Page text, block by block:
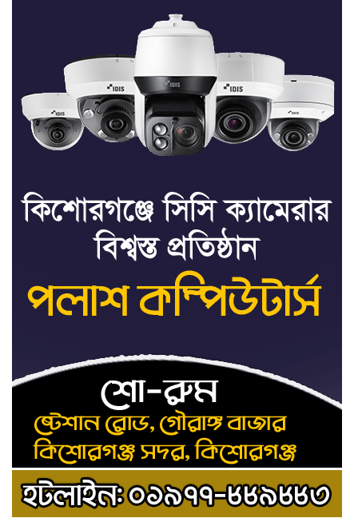
দাফন বিষয়ক বিশেষ প্রশিক্ষণ
কর্মশালা
৪ বিভাগে অতি ভারি বৃষ্টির
সতর্কবার্তা
রাষ্ট্রপতি নির্বাচনের ভোটার
তালিকা পেল ইসি
কিশোরগঞ্জে যথাযোগ্য মর্যাদায়
পালিত হলো ‘জুলাই গণঅভ্যুত্থান
দিবস’
৯
দেশের পোলট্রি মাংসে
মাত্রাতিরিক্ত
অ্যান্টিমাইক্রোবিয়াল: গবেষণা
১০
‘ডকুমেন্টারিটা দেখলে মনে হতে
পারে জুলাইয়ে বিএনপির দলীয়
অভ্যুত্থান হয়েছে’